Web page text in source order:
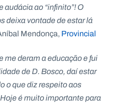
audácia ao “infinito”! O
deixa vontade de estar lá
Mendonça, Provincial
me deram a educação e fui
de D. Bosco, daí estar
o que diz respeito aos
é muito importante para